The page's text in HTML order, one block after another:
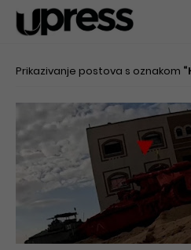
Prikazivanje postova s oznakom